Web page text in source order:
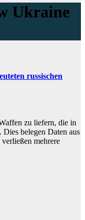
Ukraine
russischen
zu liefern, die in
belegen Daten aus
mehrere